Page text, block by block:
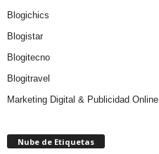
Blogichics
Blogistar
Blogitecno
Blogitravel
Marketing Digital & Publicidad Online
Nube de Etiquetas